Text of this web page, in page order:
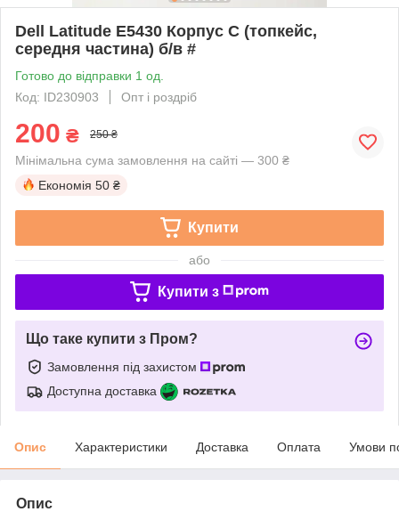
Dell Latitude E5430 Корпус C (топкейс,
середня частина) б/в #
Готово до відправки 1 од.
Код: ID230903
Опт і роздріб
200 ₴ 250 ₴
Мінімальна сума замовлення на сайті — 300 ₴
Економія 50 ₴
Купити
або
Купити з
Що таке купити з Пром?
Замовлення під захистом
Доступна доставка
Опис Характеристики Доставка Оплата Умови
Опис